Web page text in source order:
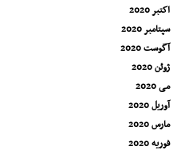
اکتبر 2020
سپتامبر 2020
آگوست 2020
ژوئن 2020
می 2020
آوریل 2020
مارس 2020
فوریه 2020